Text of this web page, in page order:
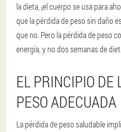
la dieta, ¡el cuerpo se usa para
que la pérdida de peso sin daño
que no. Pero la pérdida de peso
energía, y no dos semanas de
EL PRINCIPIO DE
PESO ADECUADA
La pérdida de peso saludable